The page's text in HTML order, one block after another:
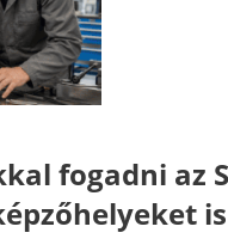
fogadni az